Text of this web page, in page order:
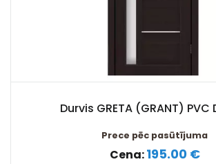
Durvis GRETA (GRANT) PVC
Prece pēc pasūtījuma
Cena:195.00 €